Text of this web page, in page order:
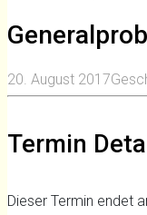
20. August 2017
Termin
Dieser Termin endet